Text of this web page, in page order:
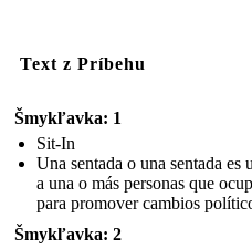
Text z Príbehu
Šmykľavka: 1
Sit-In
Una sentada o una sentada
a una o más personas que
para promover cambios
Šmykľavka: 2